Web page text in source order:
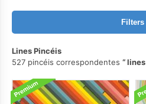
Filters
Lines Pincéis
527 pincéis correspondentes
lines